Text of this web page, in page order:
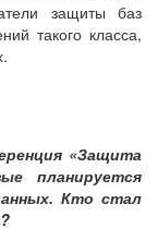
защиты баз
такого класса,
«Защита
планируется
Кто стал